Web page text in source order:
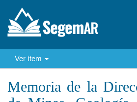
Ver ítem
Memoria de la